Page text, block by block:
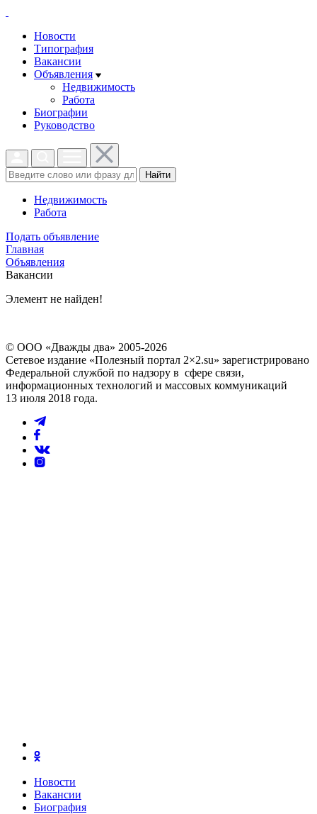
Новости
Типография
Вакансии
Объявления
Недвижимость
Работа
Биографии
Руководство
Найти
Недвижимость
Работа
Подать объявление
Главная
Объявления
Вакансии
Элемент не найден!
© ООО «Дважды два» 2005-2026
Сетевое издание «Полезный портал 2×2.su» зарегистрировано
Федеральной службой по надзору в сфере связи,
информационных технологий и массовых коммуникаций
13 июля 2018 года.
Новости
Вакансии
Биография